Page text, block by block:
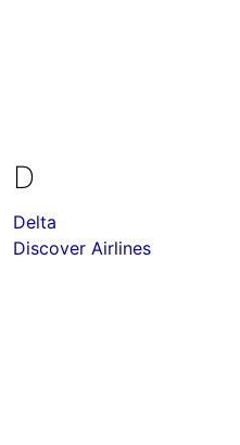
D
Delta
Discover Airlines